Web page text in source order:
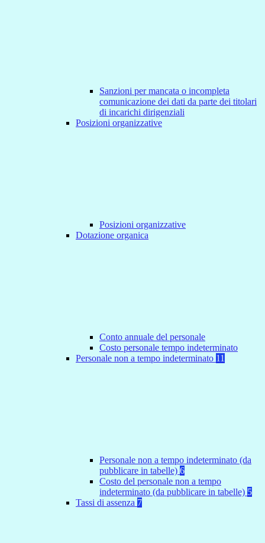
Sanzioni per mancata o incompleta
comunicazione dei dati da parte dei titolari
di incarichi dirigenziali
Posizioni organizzative
Posizioni organizzative
Dotazione organica
Conto annuale del personale
Costo personale tempo indeterminato
Personale non a tempo indeterminato 11
Personale non a tempo indeterminato (da
pubblicare in tabelle) 6
Costo del personale non a tempo
indeterminato (da pubblicare in tabelle) 5
Tassi di assenza 7